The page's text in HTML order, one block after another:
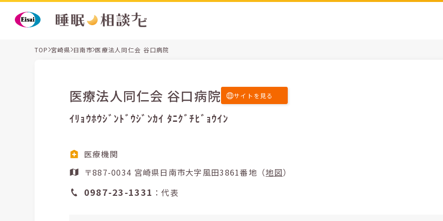
TOP 宮崎県 日南市 医療法人同仁会 谷口病院
医療法人同仁会 谷口病院 サイトを見る
ｲﾘｮｳﾎｳｼﾞﾝﾄﾞｳｼﾞﾝｶｲ ﾀﾆｸﾞﾁﾋﾞｮｳｲﾝ
医療機関
〒887-0034 宮崎県日南市大字風田3861番地（地図）
0987-23-1331 ：代表